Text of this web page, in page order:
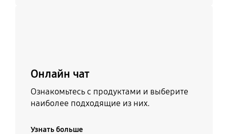
Онлайн чат
Ознакомьтесь с продуктами и выберите
наиболее подходящие из них.
Узнать больше